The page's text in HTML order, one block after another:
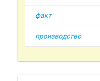
факт
производство